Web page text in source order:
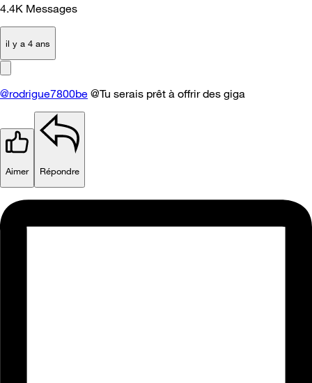
4.4K Messages
il y a 4 ans
@rodrigue7800be @Tu serais prêt à offrir des giga
Aimer Répondre